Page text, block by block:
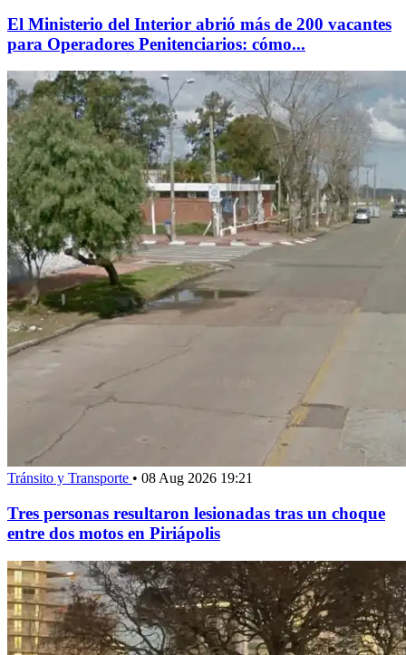
El Ministerio del Interior abrió más de 200 vacantes
para Operadores Penitenciarios: cómo...
Tránsito y Transporte • 08 Aug 2026 19:21
Tres personas resultaron lesionadas tras un choque
entre dos motos en Piriápolis